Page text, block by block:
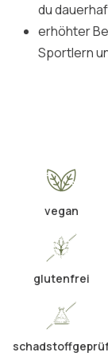
du
erhöhter
Sportlern
vegan
glutenfrei